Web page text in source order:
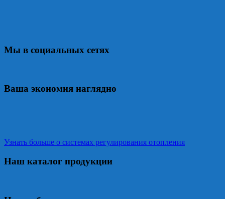
Мы в социальных сетях
Ваша экономия наглядно
Узнать больше о системах регулирования отопления
Наш каталог продукции